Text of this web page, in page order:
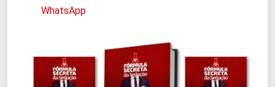
WhatsApp